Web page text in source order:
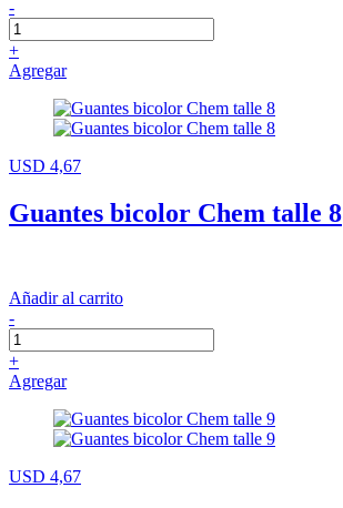
-
+
Agregar
USD 4,67
Guantes bicolor Chem talle 8
Añadir al carrito
-
+
Agregar
USD 4,67